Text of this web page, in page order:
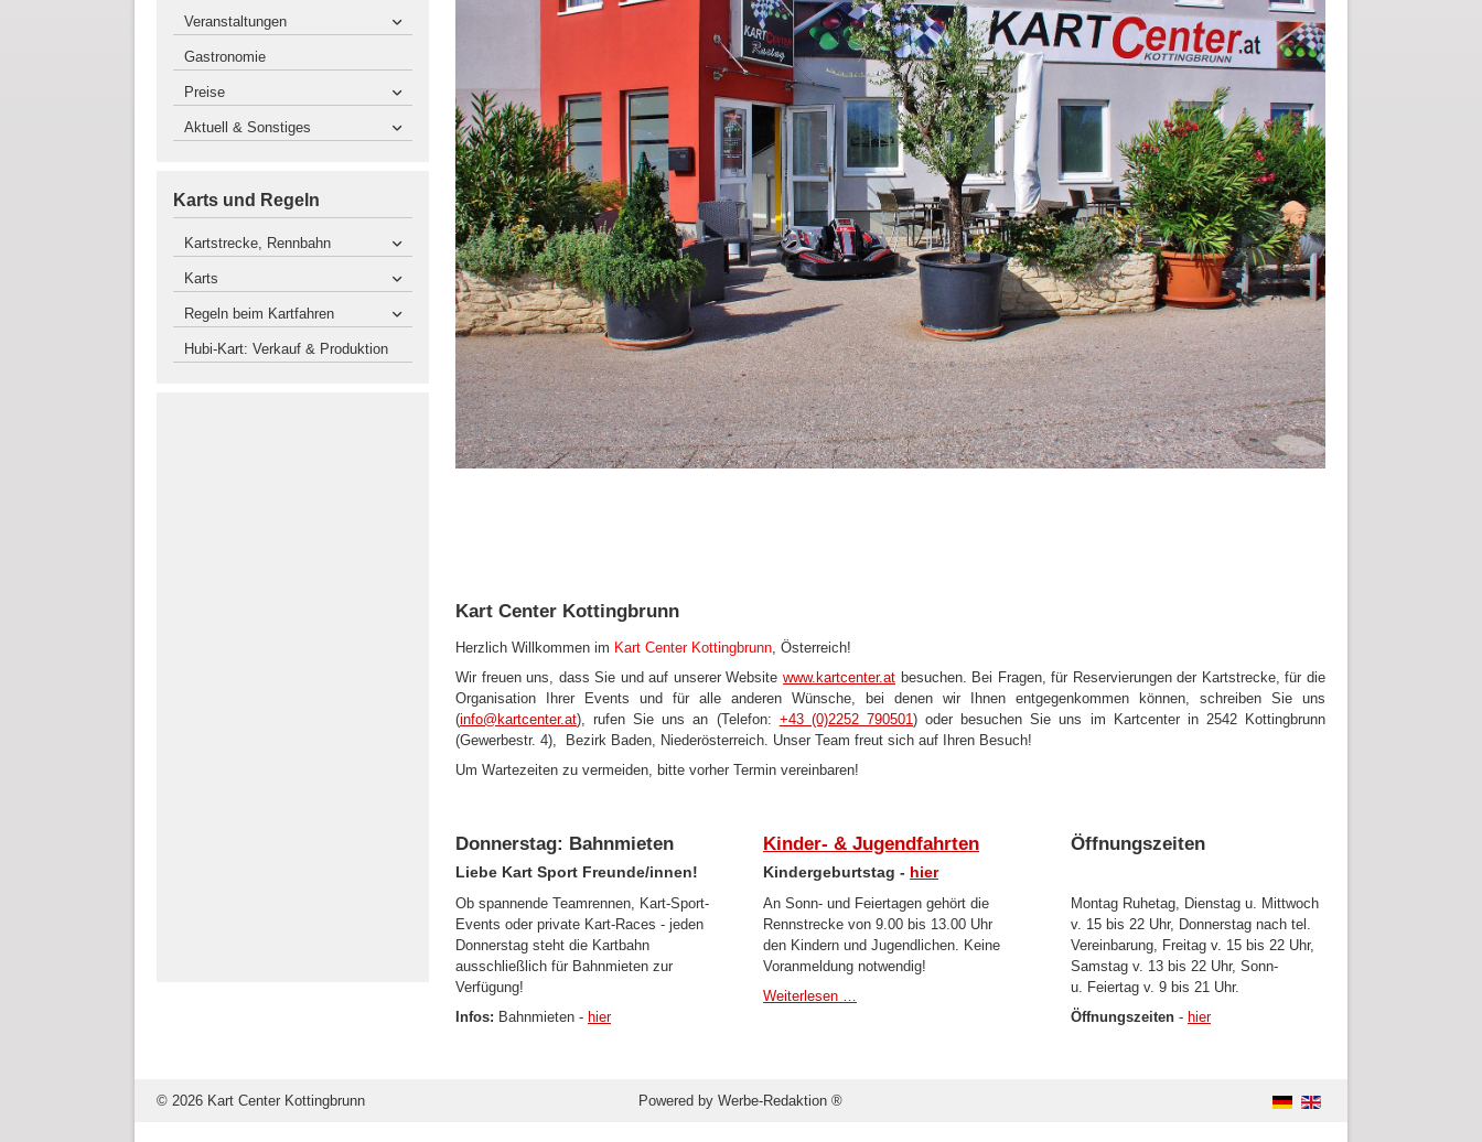
Veranstaltungen
Gastronomie
Preise
Aktuell & Sonstiges
Karts und Regeln
Kartstrecke, Rennbahn
Karts
Regeln beim Kartfahren
Hubi-Kart: Verkauf & Produktion
Kart Center Kottingbrunn
Herzlich Willkommen im Kart Center Kottingbrunn, Österreich!
Wir freuen uns, dass Sie und auf unserer Website www.kartcenter.at besuchen. Bei Fragen, für Reservierungen der Kartstrecke, für die
Organisation Ihrer Events und für alle anderen Wünsche, bei denen wir Ihnen entgegenkommen können, schreiben Sie uns
(info@kartcenter.at), rufen Sie uns an (Telefon: +43 (0)2252 790501)oder besuchen Sie uns im Kartcenter in 2542 Kottingbrunn
(Gewerbestr. 4), Bezirk Baden, Niederösterreich. Unser Team freut sich auf Ihren Besuch!
Um Wartezeiten zu vermeiden, bitte vorher Termin vereinbaren!
Donnerstag: Bahnmieten
Liebe Kart Sport Freunde/innen!
Ob spannende Teamrennen, Kart-Sport-
Events oder private Kart-Races - jeden
Donnerstag steht die Kartbahn
ausschließlich für Bahnmieten zur
Verfügung!
Infos: Bahnmieten - hier
Kinder- & Jugendfahrten
Kindergeburtstag - hier
An Sonn- und Feiertagen gehört die
Rennstrecke von 9.00 bis 13.00 Uhr
den Kindern und Jugendlichen. Keine
Voranmeldung notwendig!
Weiterlesen …
Öffnungszeiten
Montag Ruhetag, Dienstag u. Mittwoch
v. 15 bis 22 Uhr, Donnerstag nach tel.
Vereinbarung, Freitag v. 15 bis 22 Uhr,
Samstag v. 13 bis 22 Uhr, Sonn-
u. Feiertag v. 9 bis 21 Uhr.
Öffnungszeiten - hier
© 2026 Kart Center Kottingbrunn Powered byWerbe-Redaktion ®